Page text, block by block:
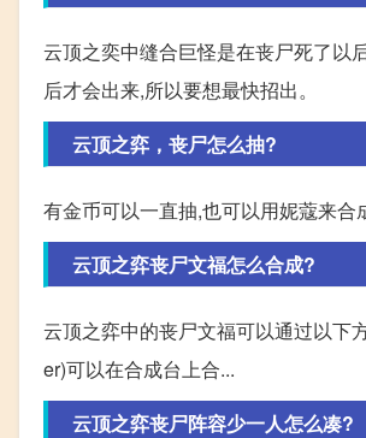
云顶之奕中缝合巨怪是在丧尸死了以
后才会出来,所以要想最快招出。
云顶之弈，丧尸怎么抽?
有金币可以一直抽,也可以用妮蔻来
云顶之弈丧尸文福怎么合成?
云顶之弈中的丧尸文福可以通过以下
er)可以在合成台上合...
云顶之弈丧尸阵容少一人怎么凑?